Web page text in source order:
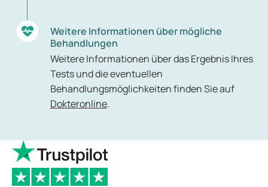
Weitere Informationen über mögliche
Behandlungen
Weitere Informationen über das Ergebnis Ihres
Tests und die eventuellen
Behandlungsmöglichkeiten finden Sie auf
Dokteronline.